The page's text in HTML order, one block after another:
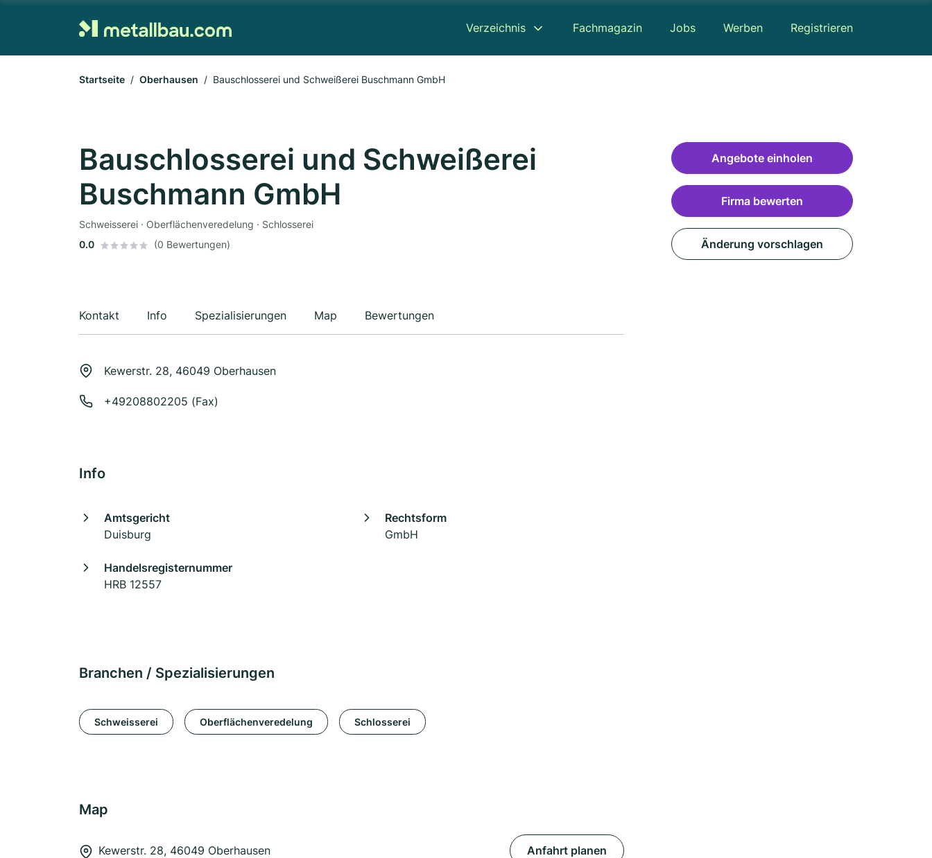
Verzeichnis Fachmagazin Jobs Werben Registrieren
Startseite Oberhausen Bauschlosserei und Schweißerei Buschmann GmbH
Bauschlosserei und Schweißerei
Buschmann GmbH
Schweisserei · Oberflächenveredelung · Schlosserei
0.0
(0 Bewertungen)
Kontakt Info Spezialisierungen Map Bewertungen
Kewerstr. 28, 46049 Oberhausen
+49208802205 (Fax)
Info
Amtsgericht
Duisburg
Rechtsform
GmbH
Handelsregisternummer
HRB 12557
Branchen / Spezialisierungen
Schweisserei Oberflächenveredelung Schlosserei
Map
Kewerstr. 28, 46049 Oberhausen Anfahrt planen
Angebote einholen
Firma bewerten
Änderung vorschlagen